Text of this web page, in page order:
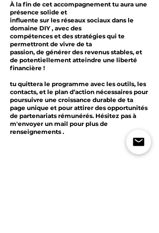
À la fin de cet accompagnement tu aura une
présence solide et
influente sur les réseaux sociaux dans le
domaine DIY , avec des
compétences et des stratégies qui te
permettront de vivre de ta
passion, de générer des revenus stables, et
de potentiellement atteindre une liberté
financière !
tu quittera le programme avec les outils, les
contacts, et le plan d’action nécessaires pour
poursuivre une croissance durable de ta
page unique et pour attirer des opportunités
de partenariats rémunérés. Hésitez pas à
m'envoyer un mail pour plus de
renseignements .